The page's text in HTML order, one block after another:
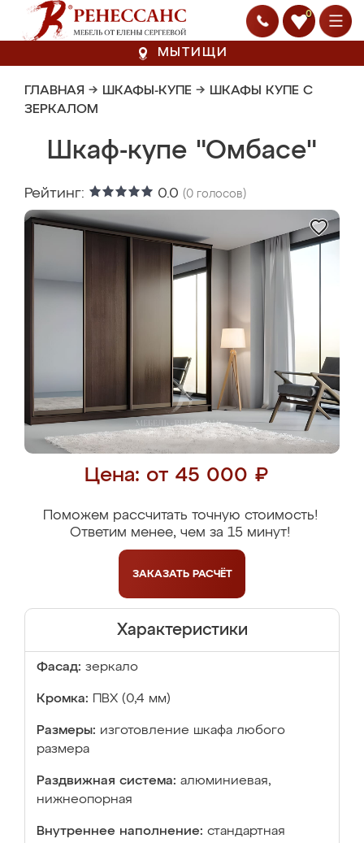
0
МЫТИЩИ
ГЛАВНАЯ → ШКАФЫ-КУПЕ → ШКАФЫ КУПЕ С
ЗЕРКАЛОМ
Шкаф-купе "Омбасе"
Рейтинг: 0.0 (0 голосов)
Цена: от 45 000 ₽
Поможем рассчитать точную стоимость!
Ответим менее, чем за 15 минут!
ЗАКАЗАТЬ РАСЧЁТ
Характеристики
Фасад: зеркало
Кромка: ПВХ (0,4 мм)
Размеры: изготовление шкафа любого
размера
Раздвижная система: алюминиевая,
нижнеопорная
Внутреннее наполнение: стандартная